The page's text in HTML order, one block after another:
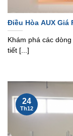
Điều Hòa AUX Giá
Khám phá các
tiết [...]
24
Th12